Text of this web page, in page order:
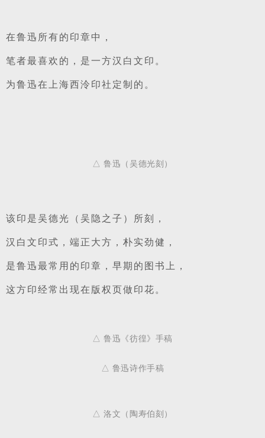
在鲁迅所有的印章中，
笔者最喜欢的，是一方汉白文印。
为鲁迅在上海西泠印社定制的。
△ 鲁迅（吴德光刻）
该印是吴德光（吴隐之子）所刻，
汉白文印式，端正大方，朴实劲健，
是鲁迅最常用的印章，早期的图书上，
这方印经常出现在版权页做印花。
△ 鲁迅《彷徨》手稿
△ 鲁迅诗作手稿
△ 洛文（陶寿伯刻）